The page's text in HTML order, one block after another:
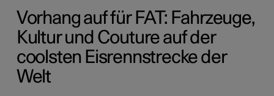
Vorhang auf für FAT: Fahrzeuge,
Kultur und Couture auf der
coolsten Eisrennstrecke der
Welt